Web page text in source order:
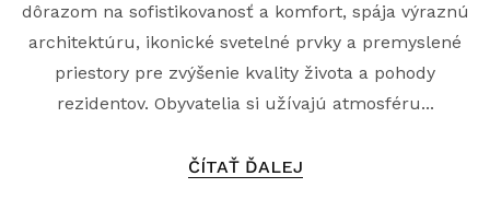
dôrazom na sofistikovanosť a komfort, spája výraznú
architektúru, ikonické svetelné prvky a premyslené
priestory pre zvýšenie kvality života a pohody
rezidentov. Obyvatelia si užívajú atmosféru...
ČÍTAŤ ĎALEJ